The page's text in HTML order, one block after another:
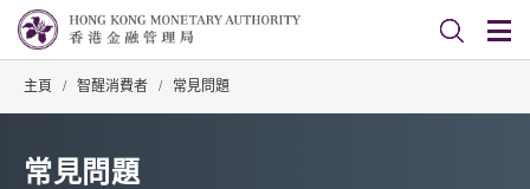
主頁 / 智醒消費者 / 常見問題
常見問題